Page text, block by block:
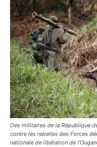
Des militaires de la République
contre les rebelles des Forces
nationale de libération de